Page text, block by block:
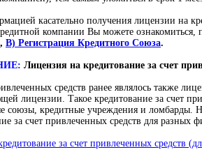
касательно получения лицензии на
компании Вы можете ознакомиться,
, В) Регистрация Кредитного Союза.
Лицензия на кредитование за счет
средств ранее являлось также
лицензии. Такое кредитование за счет
союзы, кредитные учреждения и
за счет привлеченных средств для разных
за счет привлеченных средств